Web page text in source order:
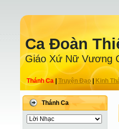
Ca Ðoàn
Giáo Xứ Nữ Vương
Thánh Ca Truyện Ðạo| Kinh
Thánh Ca